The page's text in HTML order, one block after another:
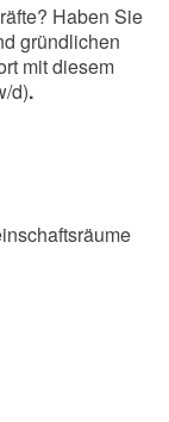
Haben Sie
gründlichen
mit diesem
d).